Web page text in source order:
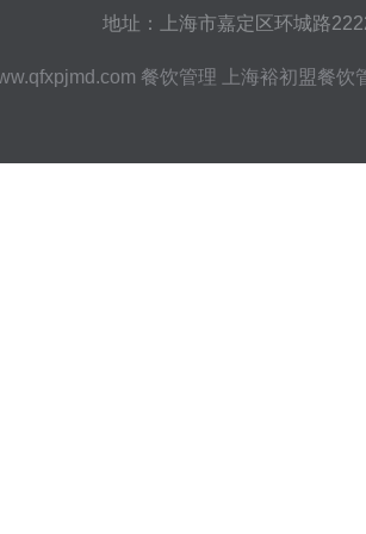
地址：上海市嘉定区环城路
餐饮管理 上海裕初盟餐饮